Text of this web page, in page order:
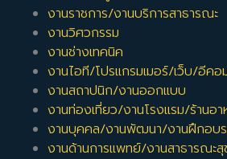
งานราชการ/งานบริการสาธารณะ
งานวิศวกรรม
งานช่างเทคนิค
งานไอที/โปรแกรมเมอร์/เว็บ/อีคอ
งานสถาปนิก/งานออกแบบ
งานท่องเที่ยว/งานโรงแรม/ร้านอา
งานบุคคล/งานพัฒนา/งานฝึกอบ
งานด้านการแพทย์/งานสาธารณะสุ